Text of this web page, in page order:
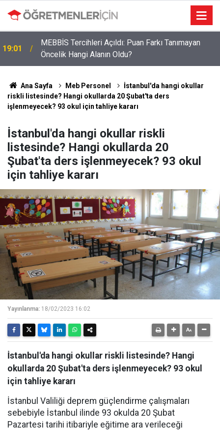
19:01
MEBBİS Tercihleri Açıldı: Puan Farkı Tanımayan
Öncelik Hangi Alanın Oldu?
Ana Sayfa Meb Personel
İstanbul'da hangi okullar
riskli listesinde? Hangi okullarda 20 Şubat'ta ders
işlenmeyecek? 93 okul için tahliye kararı
İstanbul'da hangi okullar riskli
listesinde? Hangi okullarda 20
Şubat'ta ders işlenmeyecek? 93 okul
için tahliye kararı
Yayınlanma: 18/02/2023 16:02
İstanbul'da hangi okullar riskli listesinde? Hangi
okullarda 20 Şubat'ta ders işlenmeyecek? 93 okul
için tahliye kararı
İstanbul Valiliği deprem güçlendirme çalışmaları
sebebiyle İstanbul ilinde 93 okulda 20 Şubat
Pazartesi tarihi itibariyle eğitime ara verileceği